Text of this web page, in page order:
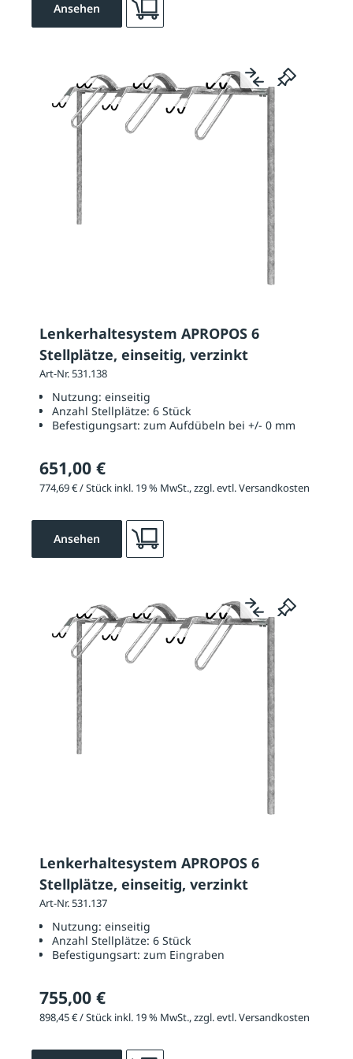
Ansehen
Lenkerhaltesystem APROPOS 6
Stellplätze, einseitig, verzinkt
Art-Nr. 531.138
Nutzung: einseitig
Anzahl Stellplätze: 6 Stück
Befestigungsart: zum Aufdübeln bei +/- 0 mm
651,00 €
774,69 € / Stück inkl. 19 % MwSt., zzgl. evtl. Versandkosten
Ansehen
Lenkerhaltesystem APROPOS 6
Stellplätze, einseitig, verzinkt
Art-Nr. 531.137
Nutzung: einseitig
Anzahl Stellplätze: 6 Stück
Befestigungsart: zum Eingraben
755,00 €
898,45 € / Stück inkl. 19 % MwSt., zzgl. evtl. Versandkosten